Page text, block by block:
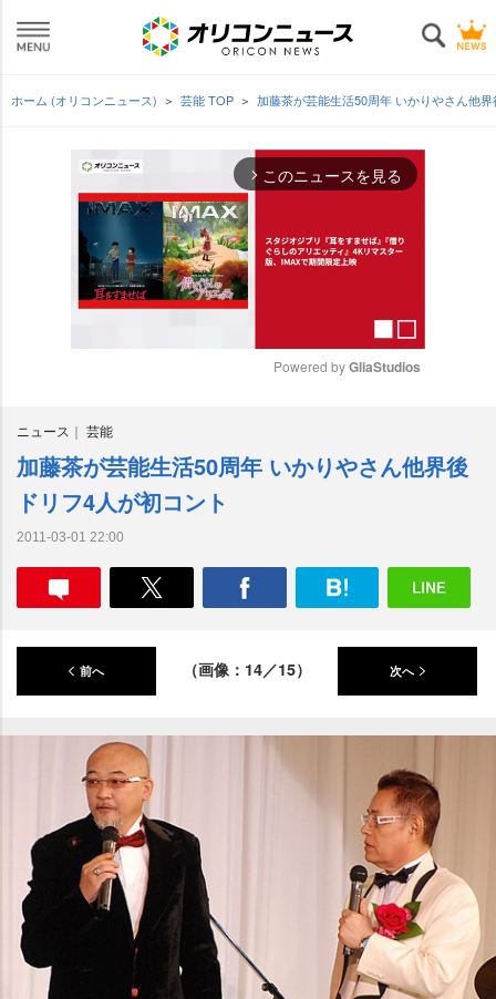
ホーム (オリコンニュース) 芸能 TOP 加藤茶が芸能生活50周年 いかりやさん他
arrow_forward_ios このニュースを見る
e
Powered by GliaStudios
ニュース 芸能
加藤茶が芸能生活50周年 いかりやさん他界後
ドリフ4人が初コント
2011-03-01 22:00
前へ （画像：14／15） 次へ